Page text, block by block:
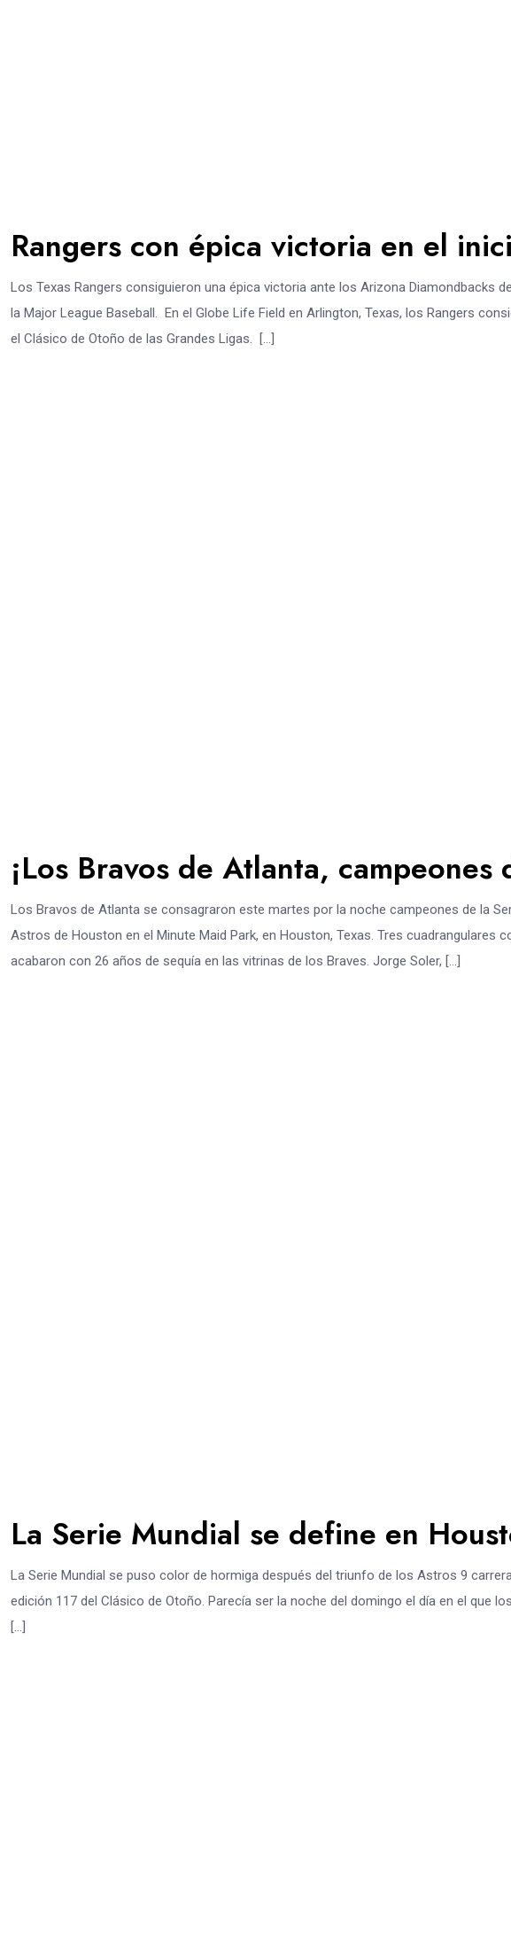
Rangers con épica victoria en el
Los Texas Rangers consiguieron una épica victoria ante los Arizona Diamondbacks
la Major League Baseball. En el Globe Life Field en Arlington, Texas, los Rangers
el Clásico de Otoño de las Grandes Ligas. […]
¡Los Bravos de Atlanta,
Los Bravos de Atlanta se consagraron este martes por la noche campeones de la
Astros de Houston en el Minute Maid Park, en Houston, Texas. Tres cuadrangulares
acabaron con 26 años de sequía en las vitrinas de los Braves. Jorge Soler, […]
La Serie Mundial se define en
La Serie Mundial se puso color de hormiga después del triunfo de los Astros 9
edición 117 del Clásico de Otoño. Parecía ser la noche del domingo el día en el que
[…]